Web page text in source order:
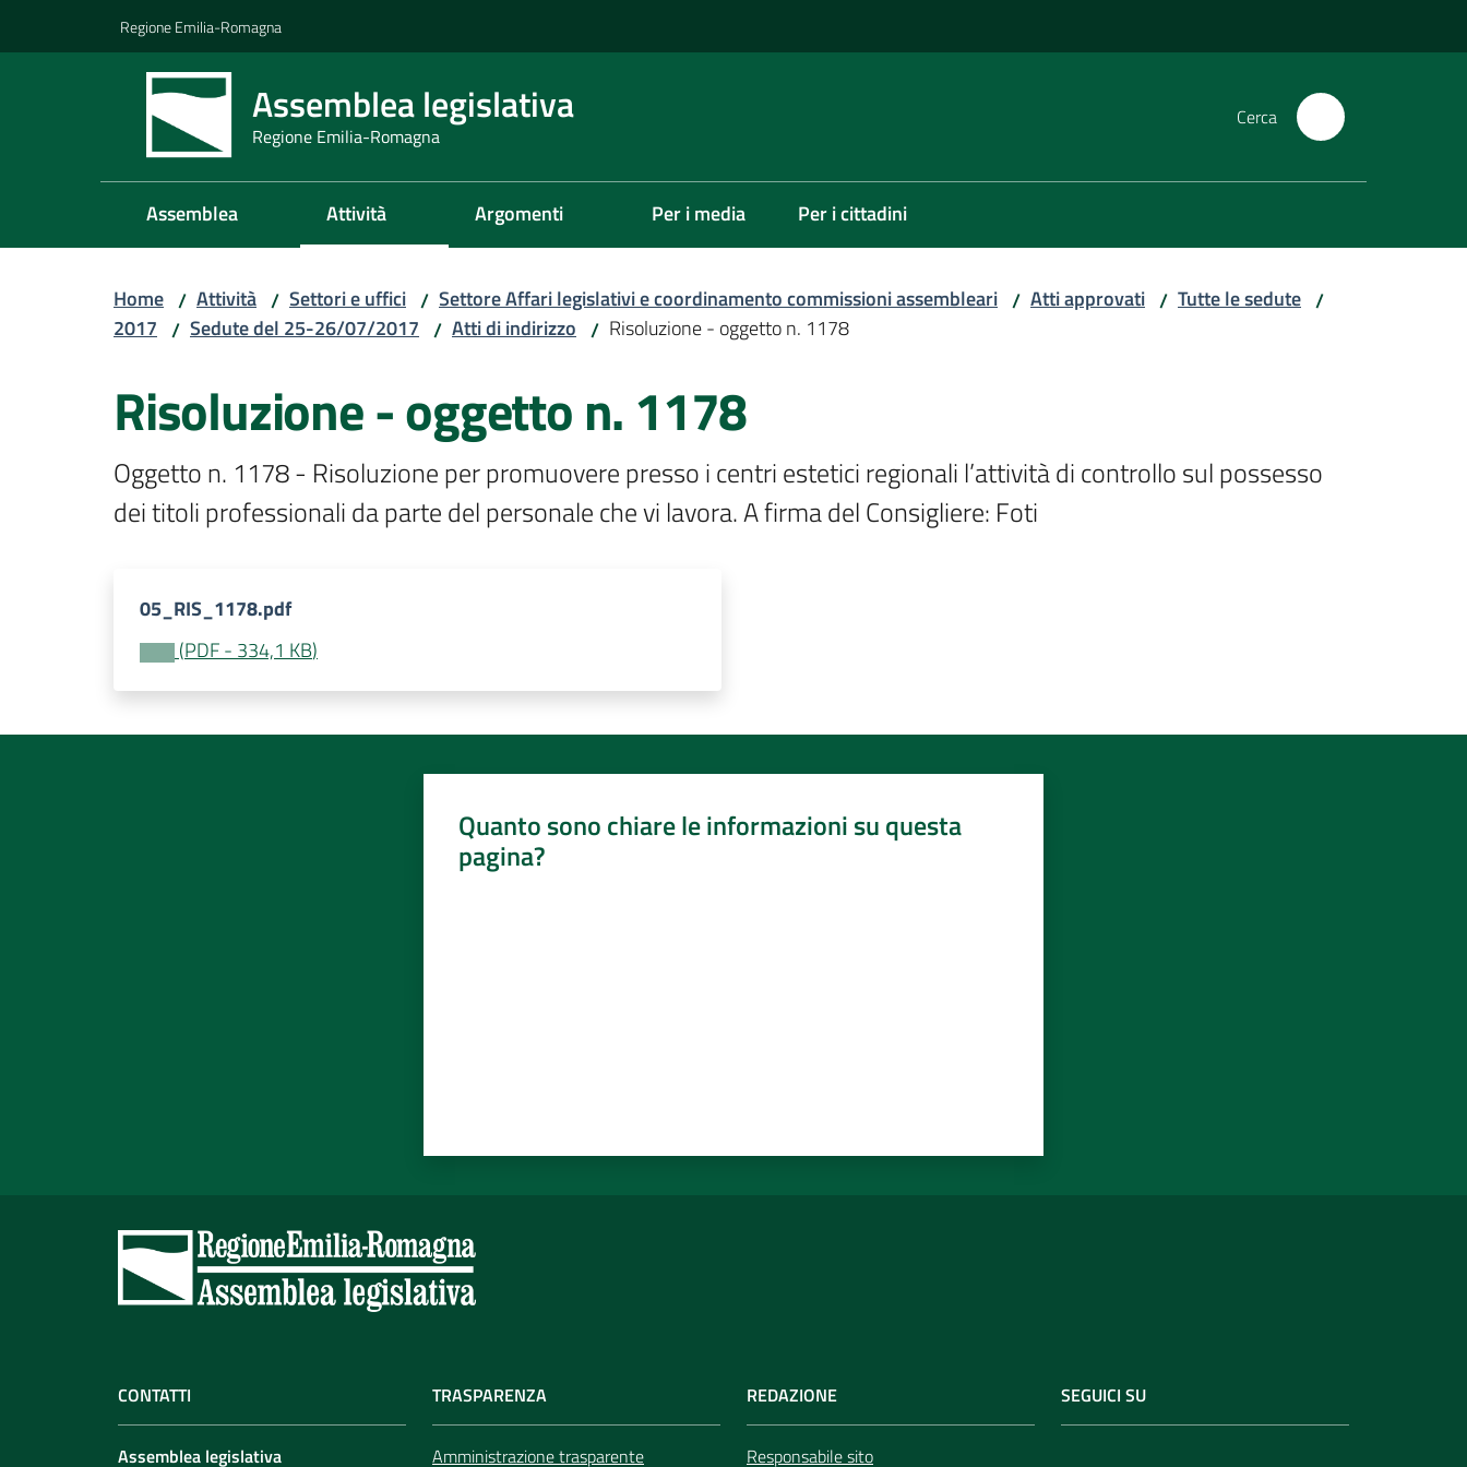
Regione Emilia-Romagna
Assemblea legislativa
Regione Emilia-Romagna
Cerca
Assemblea Attività Argomenti Per i media Per i cittadini
Home / Attività / Settori e uffici / Settore Affari legislativi e coordinamento commissioni assembleari / Atti approvati / Tutte le sedute /
2017 / Sedute del 25-26/07/2017 / Atti di indirizzo / Risoluzione - oggetto n. 1178
Risoluzione - oggetto n. 1178
Oggetto n. 1178 - Risoluzione per promuovere presso i centri estetici regionali l’attività di controllo sul possesso
dei titoli professionali da parte del personale che vi lavora. A firma del Consigliere: Foti
05_RIS_1178.pdf
(PDF- 334,1 KB)
Quanto sono chiare le informazioni su questa
pagina?
CONTATTI
Assemblea legislativa
TRASPARENZA
Amministrazione trasparente
REDAZIONE
Responsabile sito
SEGUICI SU